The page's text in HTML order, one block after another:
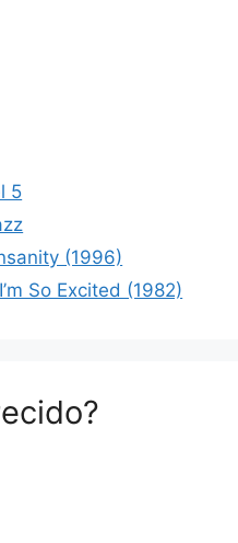
5
(1996)
So Excited (1982)